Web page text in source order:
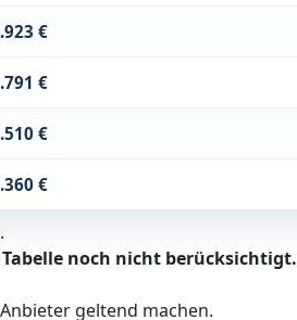
€
€
€
€
noch nicht berücksichtigt.
geltend machen.